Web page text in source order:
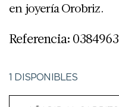
en joyería Orobriz.
Referencia: 0384963
1 DISPONIBLES